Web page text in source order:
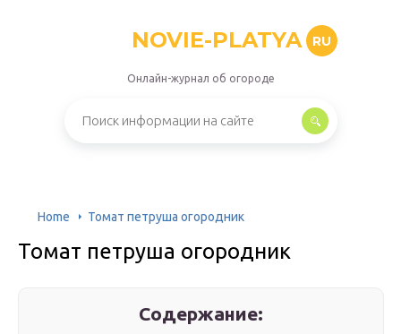
NOVIE-PLATYA RU
Онлайн-журнал об огороде
Home Томат петруша огородник
Томат петруша огородник
Содержание: